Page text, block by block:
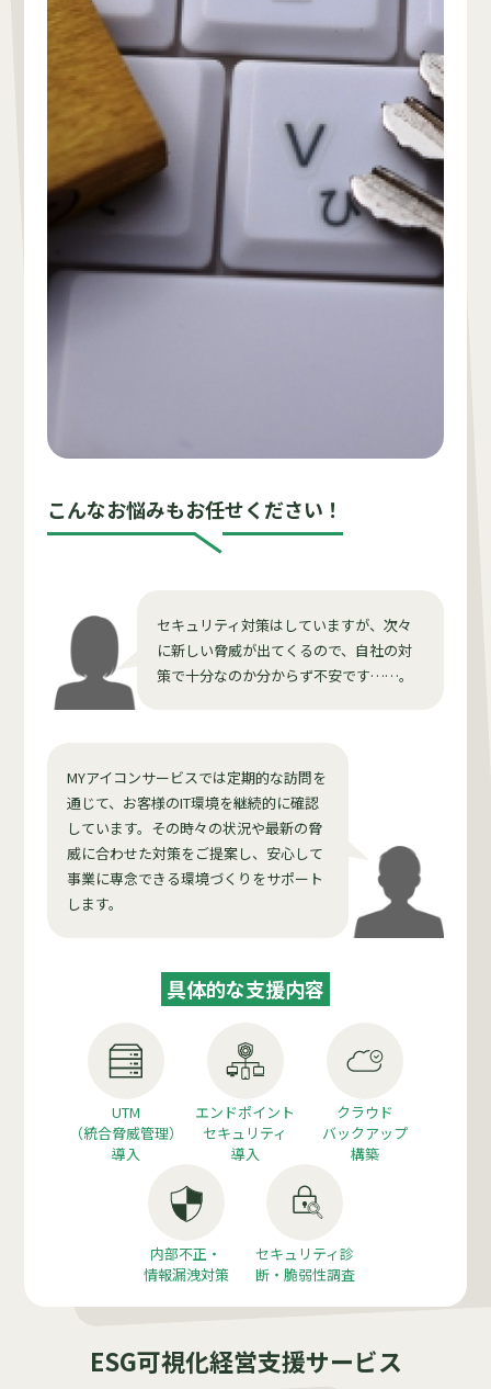
こんなお悩みもお任せください！
セキュリティ対策はしていますが、次々
に新しい脅威が出てくるので、自社の対
策で十分なのか分からず不安です……。
MYアイコンサービスでは定期的な訪問を
通じて、お客様のIT環境を継続的に確認
しています。その時々の状況や最新の脅
威に合わせた対策をご提案し、安心して
事業に専念できる環境づくりをサポート
します。
具体的な支援内容
UTM
（統合脅威管理）
導入
エンドポイント
セキュリティ
導入
クラウド
バックアップ
構築
内部不正・
情報漏洩対策
セキュリティ診
断・ 脆弱性調査
ESG可視化経営支援サービス